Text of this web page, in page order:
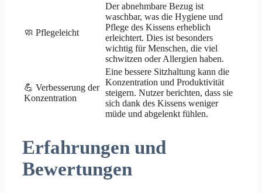
🧼 Pflegeleicht
Der abnehmbare Bezug ist
waschbar, was die Hygiene und
Pflege des Kissens erheblich
erleichtert. Dies ist besonders
wichtig für Menschen, die viel
schwitzen oder Allergien haben.
💪 Verbesserung der
Konzentration
Eine bessere Sitzhaltung kann die
Konzentration und Produktivität
steigern. Nutzer berichten, dass sie
sich dank des Kissens weniger
müde und abgelenkt fühlen.
Erfahrungen und
Bewertungen